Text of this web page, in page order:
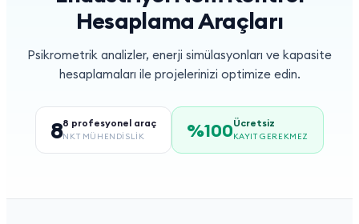
Hesaplama Araçları
Psikrometrik analizler, enerji simülasyonları ve kapasite
hesaplamaları ile projelerinizi optimize edin.
88 profesyonel araç
NKT MÜHENDİSLİK %100Ücretsiz
KAYIT GEREKMEZ